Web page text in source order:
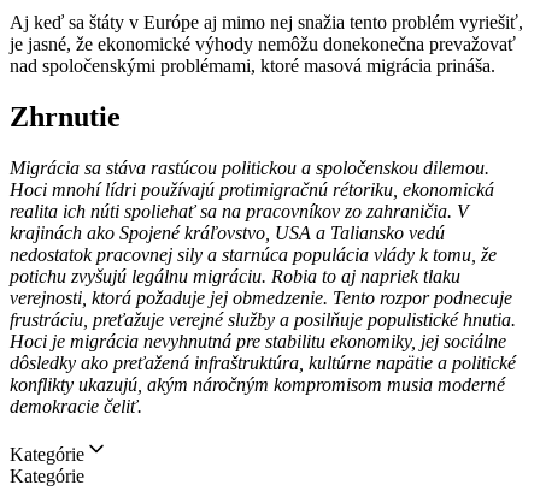
Aj keď sa štáty v Európe aj mimo nej snažia tento problém vyriešiť,
je jasné, že ekonomické výhody nemôžu donekonečna prevažovať
nad spoločenskými problémami, ktoré masová migrácia prináša.
Zhrnutie
Migrácia sa stáva rastúcou politickou a spoločenskou dilemou.
Hoci mnohí lídri používajú protimigračnú rétoriku, ekonomická
realita ich núti spoliehať sa na pracovníkov zo zahraničia. V
krajinách ako Spojené kráľovstvo, USA a Taliansko vedú
nedostatok pracovnej sily a starnúca populácia vlády k tomu, že
potichu zvyšujú legálnu migráciu. Robia to aj napriek tlaku
verejnosti, ktorá požaduje jej obmedzenie. Tento rozpor podnecuje
frustráciu, preťažuje verejné služby a posilňuje populistické hnutia.
Hoci je migrácia nevyhnutná pre stabilitu ekonomiky, jej sociálne
dôsledky ako preťažená infraštruktúra, kultúrne napätie a politické
konflikty ukazujú, akým náročným kompromisom musia moderné
demokracie čeliť.
Kategórie
Kategórie